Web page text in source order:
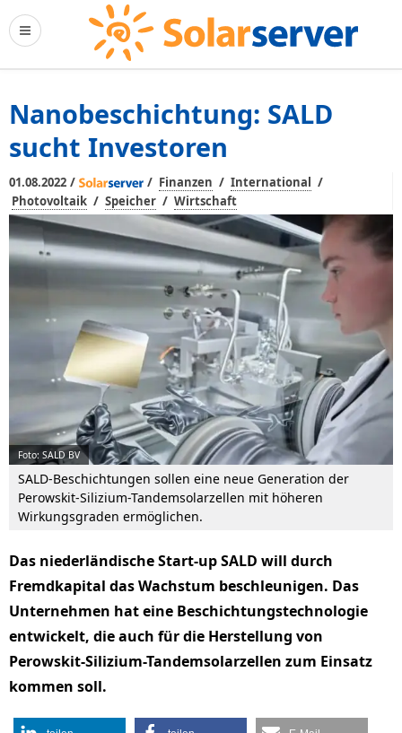
Nanobeschichtung: SALD
sucht Investoren
01.08.2022 / / Finanzen / International /
Photovoltaik / Speicher / Wirtschaft
Foto: SALD BV
SALD-Beschichtungen sollen eine neue Generation der
Perowskit-Silizium-Tandemsolarzellen mit höheren
Wirkungsgraden ermöglichen.
Das niederländische Start-up SALD will durch
Fremdkapital das Wachstum beschleunigen. Das
Unternehmen hat eine Beschichtungstechnologie
entwickelt, die auch für die Herstellung von
Perowskit-Silizium-Tandemsolarzellen zum Einsatz
kommen soll.